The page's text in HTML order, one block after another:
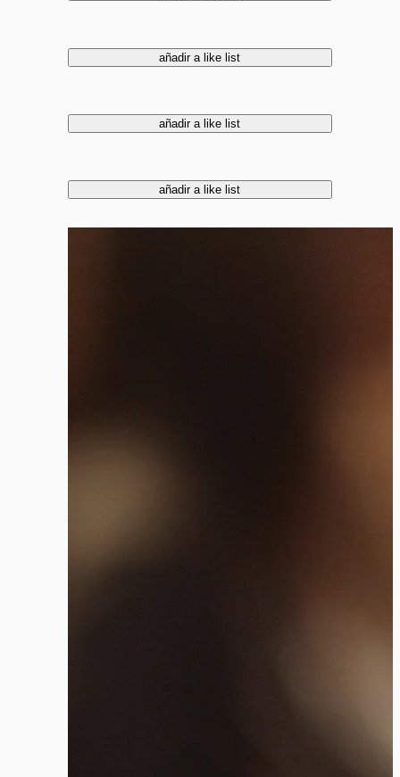
añadir a like list
añadir a like list
añadir a like list